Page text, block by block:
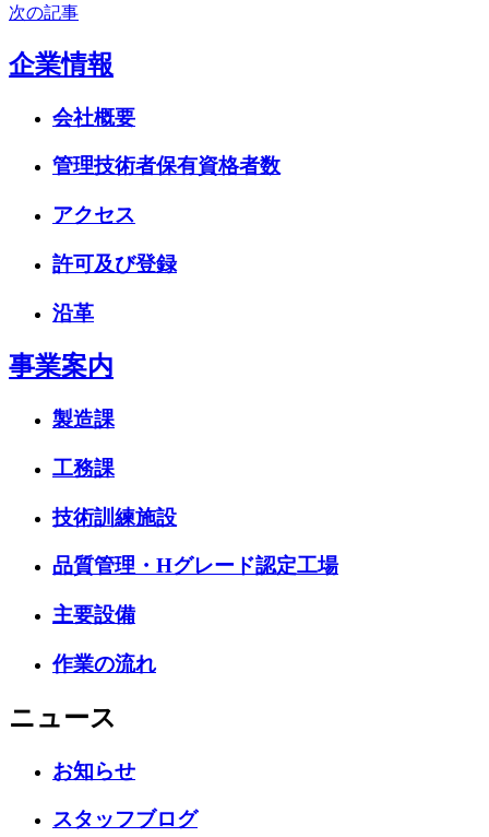
次の記事
企業情報
会社概要
管理技術者保有資格者数
アクセス
許可及び登録
沿革
事業案内
製造課
工務課
技術訓練施設
品質管理・Hグレード認定工場
主要設備
作業の流れ
ニュース
お知らせ
スタッフブログ